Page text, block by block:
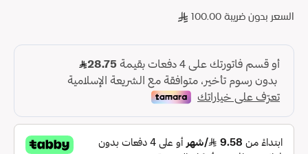
السعر بدون ضريبة 100.00